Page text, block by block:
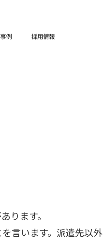
例 採用情報
ります。
言います。派遣先以外